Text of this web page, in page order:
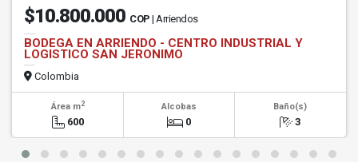
$10.800.000 COP | Arriendos
BODEGA EN ARRIENDO - CENTRO INDUSTRIAL Y
LOGISTICO SAN JERONIMO
Colombia
Área m2
600
Alcobas
0
Baño(s)
3